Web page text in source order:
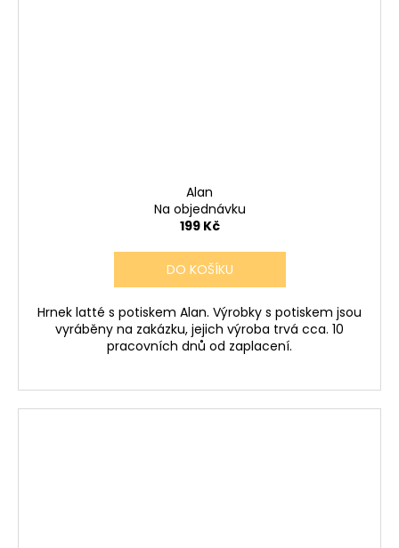
Alan
Na objednávku
199 Kč
DO KOŠÍKU
Hrnek latté s potiskem Alan. Výrobky s potiskem jsou
vyráběny na zakázku, jejich výroba trvá cca. 10
pracovních dnů od zaplacení.